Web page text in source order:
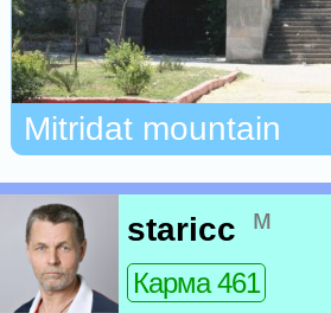
Mitridat mountain
staricc м
Карма 461